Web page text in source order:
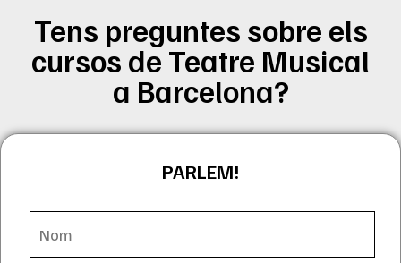
Tens preguntes sobre els
cursos de Teatre Musical
a Barcelona?
PARLEM!